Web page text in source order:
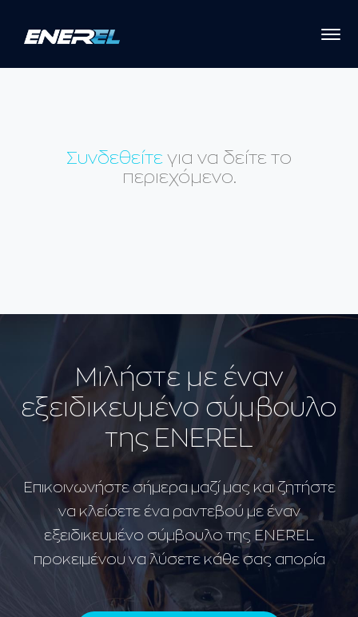
Συνδεθείτε για να δείτε το
περιεχόμενο.
Μιλήστε με έναν
εξειδικευμένο σύμβουλο
της ENEREL
Επικοινωνήστε σήμερα μαζί μας και ζητήστε
να κλείσετε ένα ραντεβού με έναν
εξειδικευμένο σύμβουλο της ENEREL
προκειμένου να λύσετε κάθε σας απορία